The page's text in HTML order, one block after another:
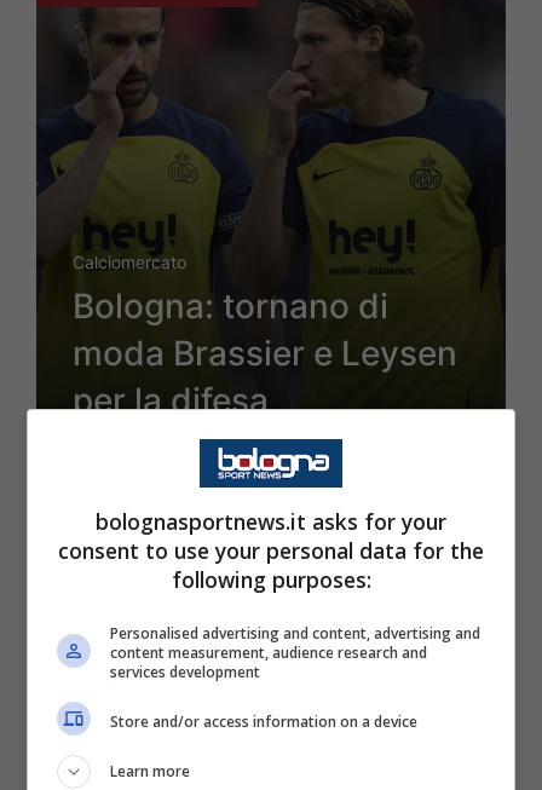
Calciomercato
Bologna: tornano di
moda Brassier e Leysen
per la difesa
6 Agosto 2026 - 10:00
bolognasportnews.it asks for your
consent to use your personal data for the
following purposes:
Personalised advertising and content, advertising and
content measurement, audience research and
services development
Store and/or access information on a device
Learn more